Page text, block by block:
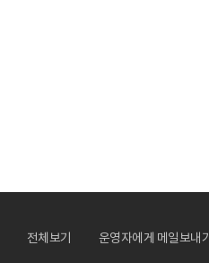
전체보기 운영자에게 메일보내기